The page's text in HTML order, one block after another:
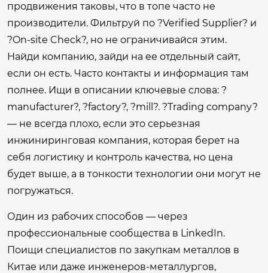
продвижения таковы, что в топе часто не
производители. Фильтруй по ?Verified Supplier? и
?On-site Check?, но не ограничивайся этим.
Найди компанию, зайди на ее отдельный сайт,
если он есть. Часто контакты и информация там
полнее. Ищи в описании ключевые слова: ?
manufacturer?, ?factory?, ?mill?. ?Trading company?
— не всегда плохо, если это серьезная
инжиниринговая компания, которая берет на
себя логистику и контроль качества, но цена
будет выше, а в тонкости технологии они могут не
погружаться.
Один из рабочих способов — через
профессиональные сообщества в LinkedIn.
Поищи специалистов по закупкам металлов в
Китае или даже инженеров-металлургов,